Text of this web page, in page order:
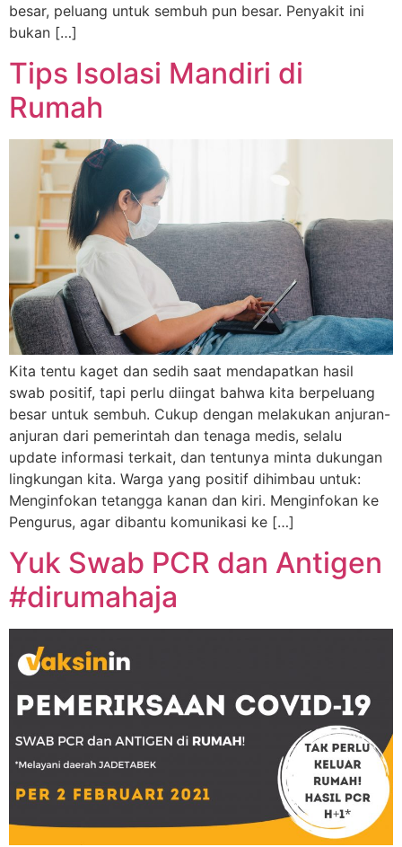
besar, peluang untuk sembuh pun besar. Penyakit ini
bukan […]
Tips Isolasi Mandiri di
Rumah
Kita tentu kaget dan sedih saat mendapatkan hasil
swab positif, tapi perlu diingat bahwa kita berpeluang
besar untuk sembuh. Cukup dengan melakukan anjuran-
anjuran dari pemerintah dan tenaga medis, selalu
update informasi terkait, dan tentunya minta dukungan
lingkungan kita. Warga yang positif dihimbau untuk:
Menginfokan tetangga kanan dan kiri. Menginfokan ke
Pengurus, agar dibantu komunikasi ke […]
Yuk Swab PCR dan Antigen
#dirumahaja